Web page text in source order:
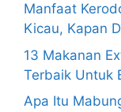
Manfaat
Kicau, Kapan
13 Makanan
Terbaik Untuk
Apa Itu